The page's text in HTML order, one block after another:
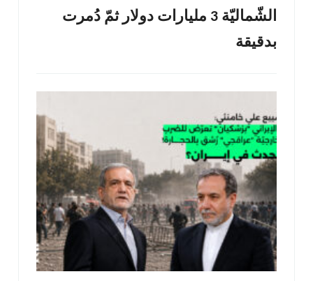
الشّماليّة 3 مليارات دولار ثمّ دُمرت
بدقيقة